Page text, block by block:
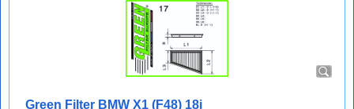
Green Filter BMW X1 (F48) 18i